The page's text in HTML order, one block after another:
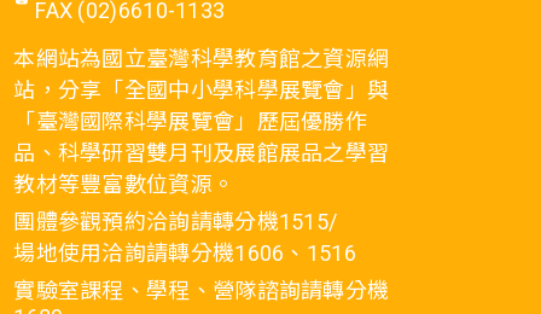
FAX (02)6610-1133
本網站為國立臺灣科學教育館之資源網
站，分享「全國中小學科學展覽會」與
「臺灣國際科學展覽會」歷屆優勝作
品、科學研習雙月刊及展館展品之學習
教材等豐富數位資源。
團體參觀預約洽詢請轉分機1515/
場地使用洽詢請轉分機1606、1516
實驗室課程、學程、營隊諮詢請轉分機